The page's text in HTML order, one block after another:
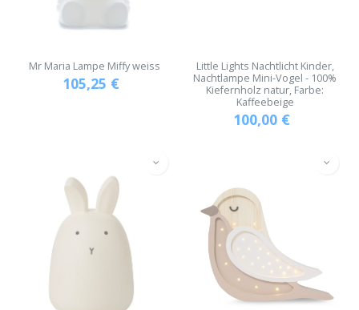
Mr Maria Lampe Miffy weiss
105,25 €
Little Lights Nachtlicht Kinder,
Nachtlampe Mini-Vogel - 100%
Kiefernholz natur, Farbe:
Kaffeebeige
100,00 €